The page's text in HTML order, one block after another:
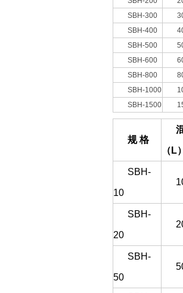
SBH-300
SBH-400
SBH-500
SBH-600
SBH-800
SBH-1000
SBH-1500
规 格
（L
SBH-
10
SBH-
20
SBH-
50